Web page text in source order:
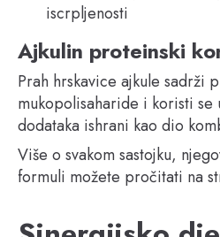
iscrpljenosti
Ajkulin proteinski
Prah hrskavice ajkule sadrži
mukopolisaharide i koristi
dodataka ishrani kao dio
Više o svakom sastojku,
formuli možete pročitati na